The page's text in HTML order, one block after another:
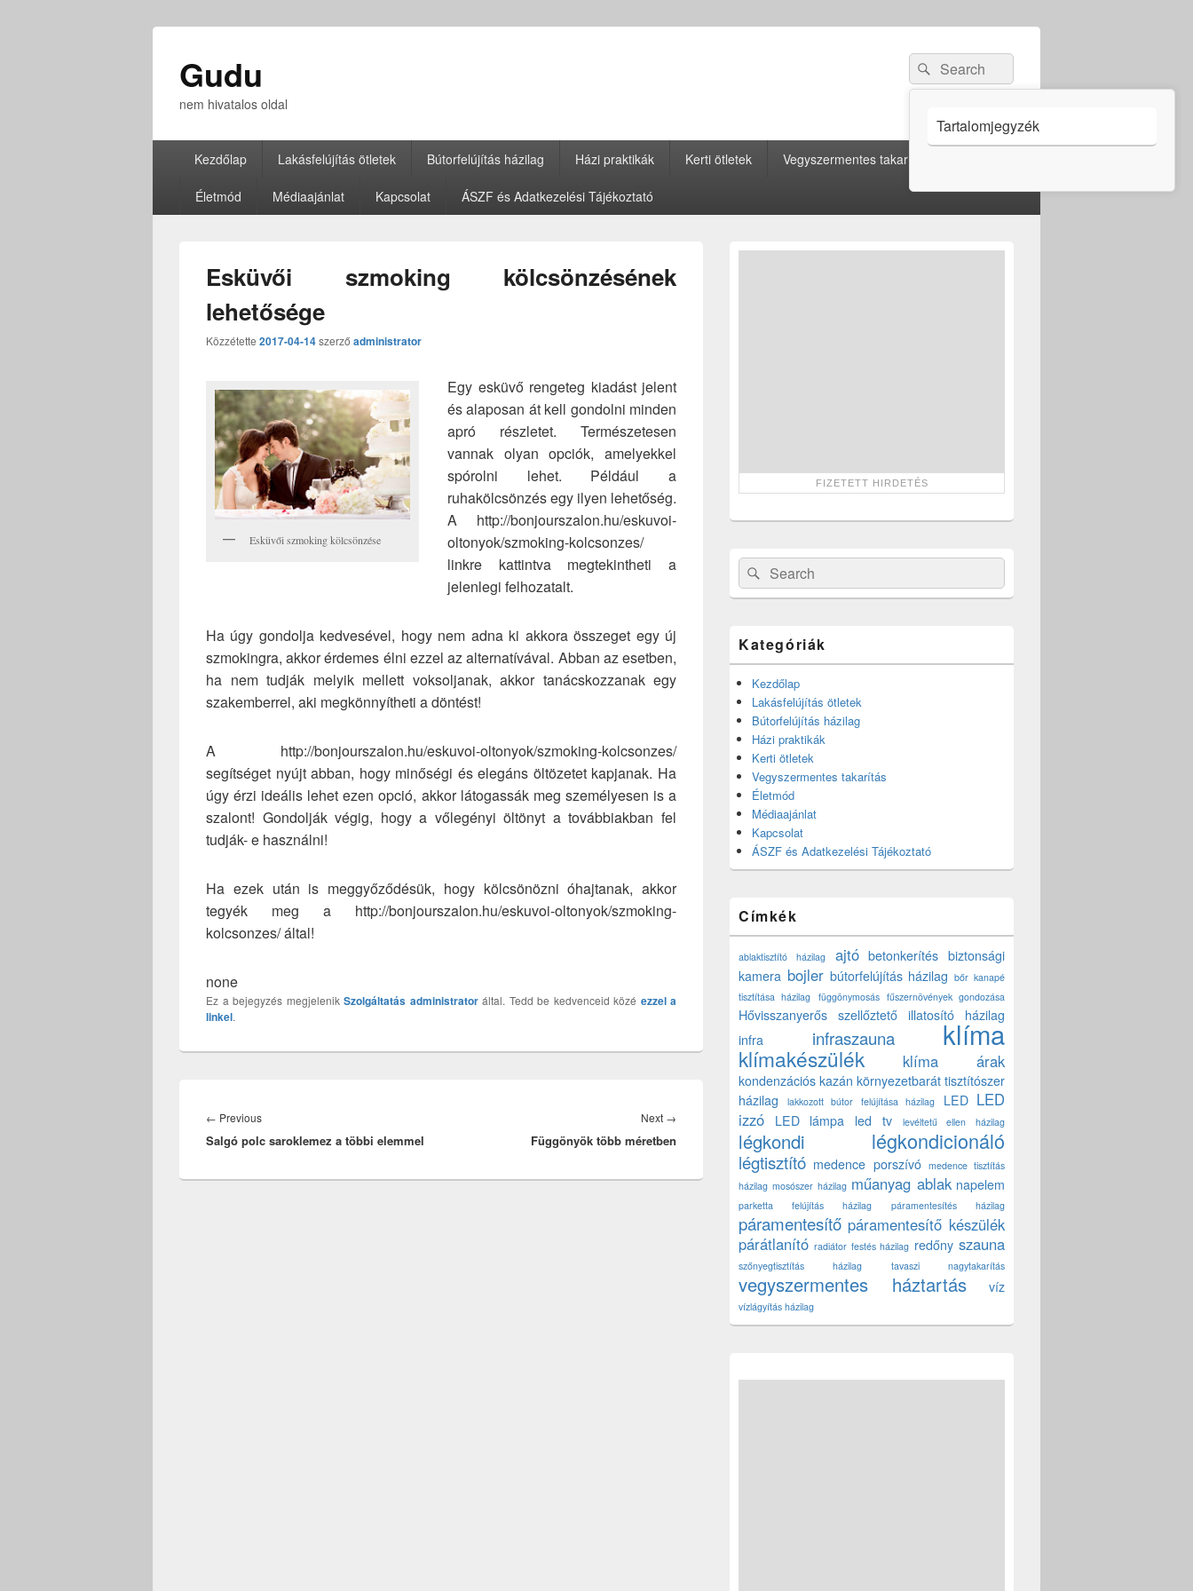
Gudu
nem hivatalos oldal
Search
for:
Search
Kezdőlap Lakásfelújítás ötletek Bútorfelújítás házilag Házi praktikák Kerti ötletek Vegyszermentes takarítás
Életmód Médiaajánlat Kapcsolat ÁSZF és Adatkezelési Tájékoztató
Esküvői szmoking kölcsönzésének
lehetősége
Közzétette 2017-04-14szerző administrator
Esküvői szmoking kölcsönzése
Egy esküvő rengeteg kiadást jelent
és alaposan át kell gondolni minden
apró részletet. Természetesen
vannak olyan opciók, amelyekkel
spórolni lehet. Például a
ruhakölcsönzés egy ilyen lehetőség.
A http://bonjourszalon.hu/eskuvoi-
oltonyok/szmoking-kolcsonzes/
linkre kattintva megtekintheti a
jelenlegi felhozatalt.
Ha úgy gondolja kedvesével, hogy nem adna ki akkora összeget egy új
szmokingra, akkor érdemes élni ezzel az alternatívával. Abban az esetben,
ha nem tudják melyik mellett voksoljanak, akkor tanácskozzanak egy
szakemberrel, aki megkönnyítheti a döntést!
A http://bonjourszalon.hu/eskuvoi-oltonyok/szmoking-kolcsonzes/
segítséget nyújt abban, hogy minőségi és elegáns öltözetet kapjanak. Ha
úgy érzi ideális lehet ezen opció, akkor látogassák meg személyesen is a
szalont! Gondolják végig, hogy a vőlegényi öltönyt a továbbiakban fel
tudják- e használni!
Ha ezek után is meggyőződésük, hogy kölcsönözni óhajtanak, akkor
tegyék meg a http://bonjourszalon.hu/eskuvoi-oltonyok/szmoking-
kolcsonzes/ által!
none
Ez a bejegyzés megjelenik Szolgáltatás administratoráltal. Tedd be kedvenceid közé ezzel a
linkel.
navigáció
← PreviousPrevious
post:
Salgó polc saroklemez a többi elemmel
Next →
Függönyök több méretben
Primary
Search
for:
Search
Kategóriák
Kezdőlap
Lakásfelújítás ötletek
Bútorfelújítás házilag
Házi praktikák
Kerti ötletek
Vegyszermentes takarítás
Életmód
Médiaajánlat
Kapcsolat
ÁSZF és Adatkezelési Tájékoztató
Címkék
ablaktisztító házilag ajtó betonkerítés biztonsági
kamera bojler bútorfelújítás házilag bőr kanapé
tisztítása házilag függönymosás fűszernövények gondozása
Hővisszanyerős szellőztető illatosító házilag
infra
infraszauna klíma
klímakészülék klíma árak
kondenzációs kazán környezetbarát tisztítószer
házilag
lakkozott bútor felújítása házilag LED LED
izzó
LED lámpa led tv levéltetű ellen házilag
légkondi légkondicionáló
légtisztító medence porszívó medence tisztítás
házilag mosószer házilag műanyag ablak napelem
parketta felújítás házilag páramentesítés házilag
páramentesítő páramentesítő készülék
párátlanító radiátor festés házilag redőny szauna
szőnyegtisztítás házilag tavaszi nagytakarítás
vegyszermentes háztartás víz
vízlágyítás házilag
Tartalomjegyzék